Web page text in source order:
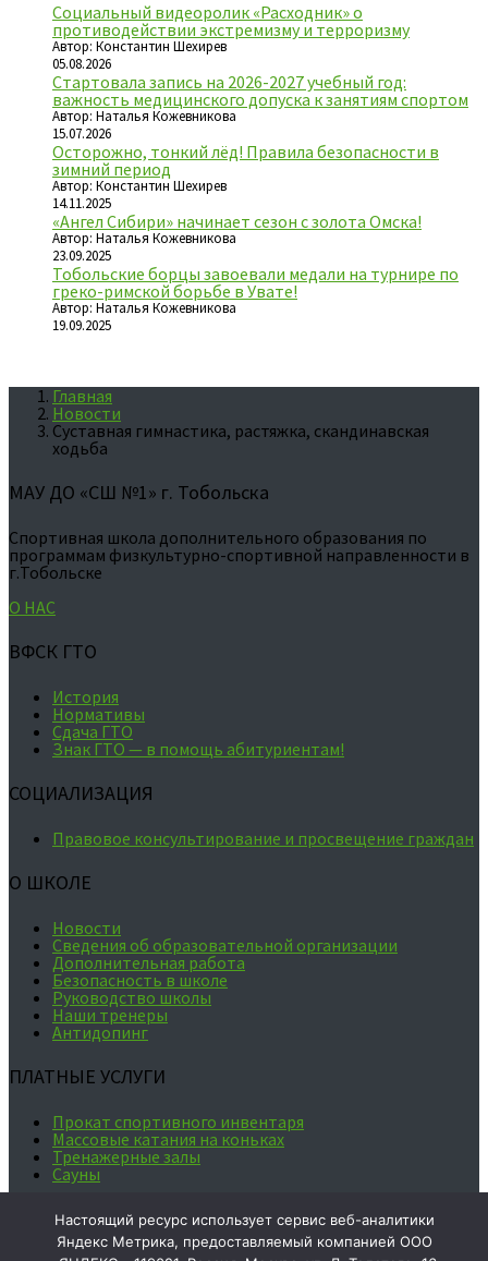
Социальный видеоролик «Расходник» о
противодействии экстремизму и терроризму
Автор: Константин Шехирев
05.08.2026
Стартовала запись на 2026-2027 учебный год:
важность медицинского допуска к занятиям спортом
Автор: Наталья Кожевникова
15.07.2026
Осторожно, тонкий лёд! Правила безопасности в
зимний период
Автор: Константин Шехирев
14.11.2025
«Ангел Сибири» начинает сезон с золота Омска!
Автор: Наталья Кожевникова
23.09.2025
Тобольские борцы завоевали медали на турнире по
греко-римской борьбе в Увате!
Автор: Наталья Кожевникова
19.09.2025
Главная
Новости
Суставная гимнастика, растяжка, скандинавская
ходьба
МАУ ДО «СШ №1» г. Тобольска
Спортивная школа дополнительного образования по
программам физкультурно-спортивной направленности в
г.Тобольске
О НАС
ВФСК ГТО
История
Нормативы
Сдача ГТО
Знак ГТО — в помощь абитуриентам!
СОЦИАЛИЗАЦИЯ
Правовое консультирование и просвещение граждан
О ШКОЛЕ
Новости
Сведения об образовательной организации
Дополнительная работа
Безопасность в школе
Руководство школы
Наши тренеры
Антидопинг
ПЛАТНЫЕ УСЛУГИ
Прокат спортивного инвентаря
Массовые катания на коньках
Тренажерные залы
Сауны
Ваше мнение формирует
официальный рейтинг организации:
Настоящий ресурс использует сервис веб-аналитики
Яндекс Метрика, предоставляемый компанией ООО